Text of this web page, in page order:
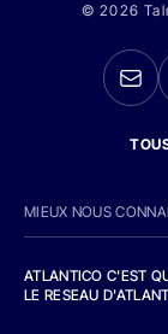
© 2026
MIEUX NOUS
ATLANTICO C'EST
LE RESEAU